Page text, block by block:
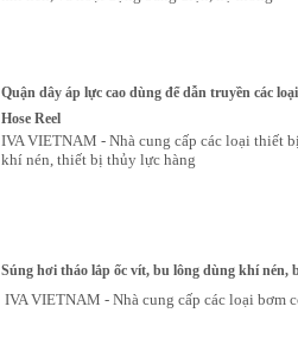
Quận dây áp lực cao dùng để dẫn truyền các
Hose Reel
IVA VIETNAM - Nhà cung cấp các loại thiết
khí nén, thiết bị thủy lực hàng
Súng hơi tháo lắp ốc vít, bu lông dùng khí nén,
IVA VIETNAM - Nhà cung cấp các loại bơm